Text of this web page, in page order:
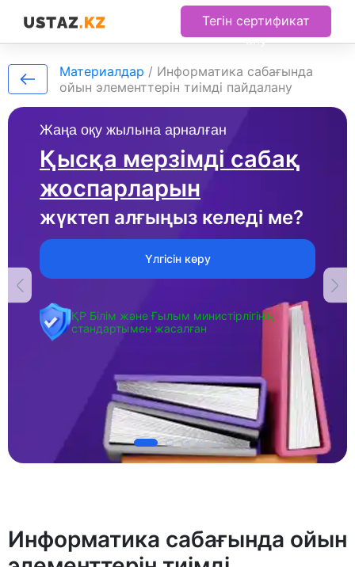
Тегін сертификат
алу
Жаңа оқу жылына арналған
Қысқа мерзімді сабақ
жоспарларын
жүктеп алғыңыз келеді ме?
Үлгісін көру
ҚР Білім және Ғылым министірлігінің
стандартымен жасалған
Материалдар / Информатика сабағында
ойын элементтерін тиімді пайдалану
Информатика сабағында ойын